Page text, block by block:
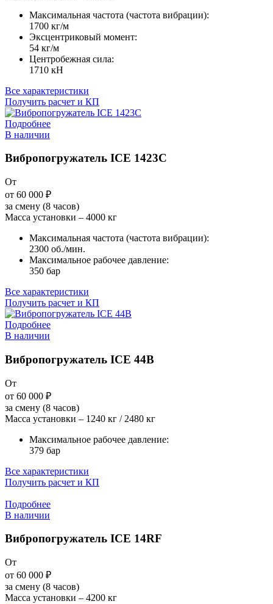
Максимальная частота (частота вибрации):
1700 кг/м
Эксцентриковый момент:
54 кг/м
Центробежная сила:
1710 кН
Все характеристики
Получить расчет и КП
Подробнее
В наличии
Вибропогружатель ICE 1423C
От
от 60 000 ₽
за смену (8 часов)
Масса установки – 4000 кг
Максимальная частота (частота вибрации):
2300 об./мин.
Максимальное рабочее давление:
350 бар
Все характеристики
Получить расчет и КП
Подробнее
В наличии
Вибропогружатель ICE 44B
От
от 60 000 ₽
за смену (8 часов)
Масса установки – 1240 кг / 2480 кг
Максимальное рабочее давление:
379 бар
Все характеристики
Получить расчет и КП
Подробнее
В наличии
Вибропогружатель ICE 14RF
От
от 60 000 ₽
за смену (8 часов)
Масса установки – 4200 кг